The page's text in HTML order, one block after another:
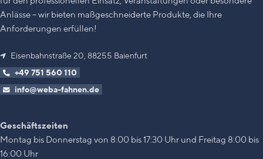
Anlässe – wir bieten maßgeschneiderte Produkte, die Ihre
Anforderungen erfüllen!
Eisenbahnstraße 20, 88255 Baienfurt
+49 751 560 110
info@weba-fahnen.de
Geschäftszeiten
Montag bis Donnerstag von 8:00 bis 17:30 Uhr und Freitag 8:00 bis
16:00 Uhr